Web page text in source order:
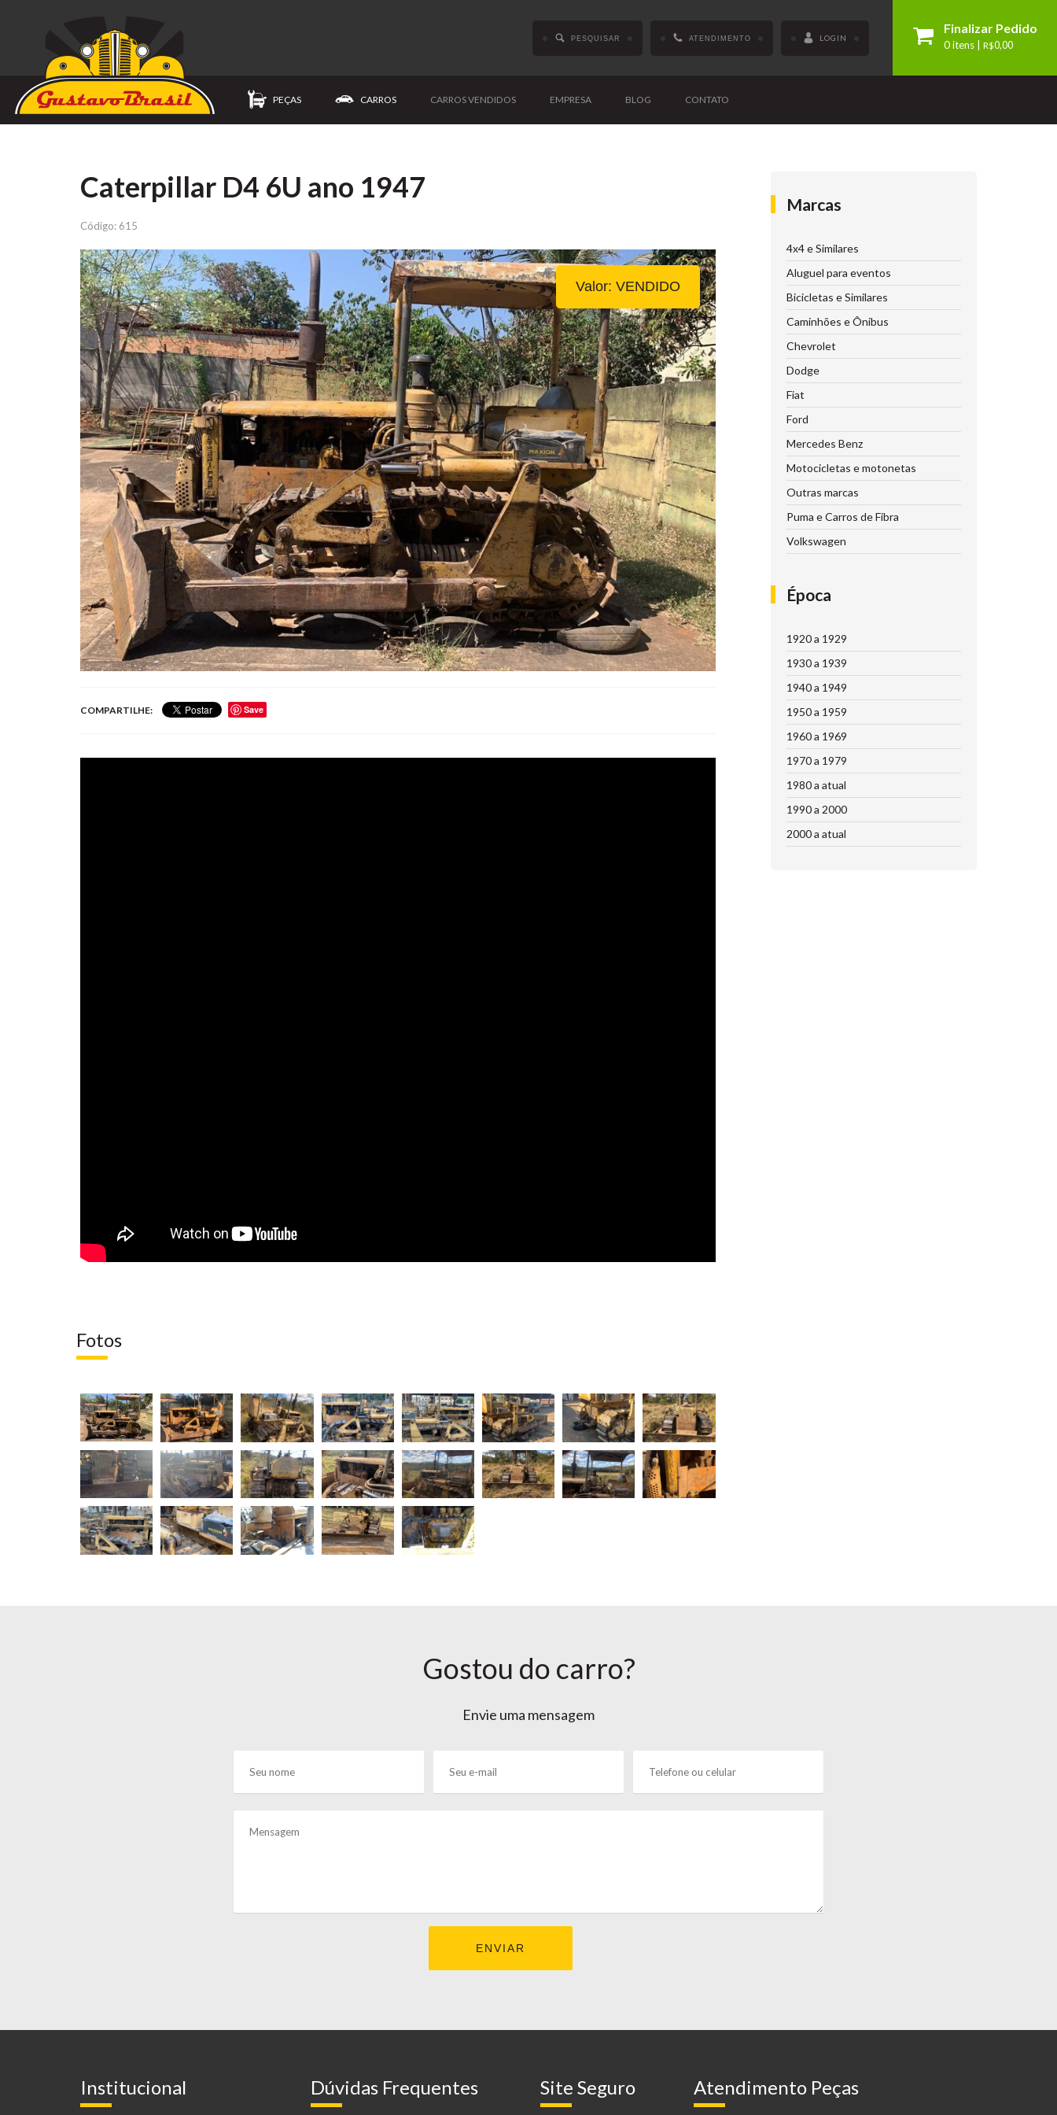
Finalizar Pedido
0 itens | R$0,00
PESQUISAR ATENDIMENTO LOGIN
PEÇAS CARROS CARROS VENDIDOS EMPRESA BLOG CONTATO
Caterpillar D4 6U ano 1947
Código: 615
Valor: VENDIDO
COMPARTILHE: Save
Fotos
Marcas
4x4 e Similares
Aluguel para eventos
Bicicletas e Similares
Caminhões e Ônibus
Chevrolet
Dodge
Fiat
Ford
Mercedes Benz
Motocicletas e motonetas
Outras marcas
Puma e Carros de Fibra
Volkswagen
Época
1920 a 1929
1930 a 1939
1940 a 1949
1950 a 1959
1960 a 1969
1970 a 1979
1980 a atual
1990 a 2000
2000 a atual
Gostou do carro?
Envie uma mensagem
Institucional Dúvidas Frequentes Site Seguro Atendimento Peças